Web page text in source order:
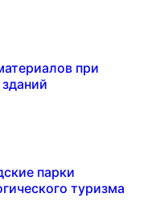
при
парки
туризма